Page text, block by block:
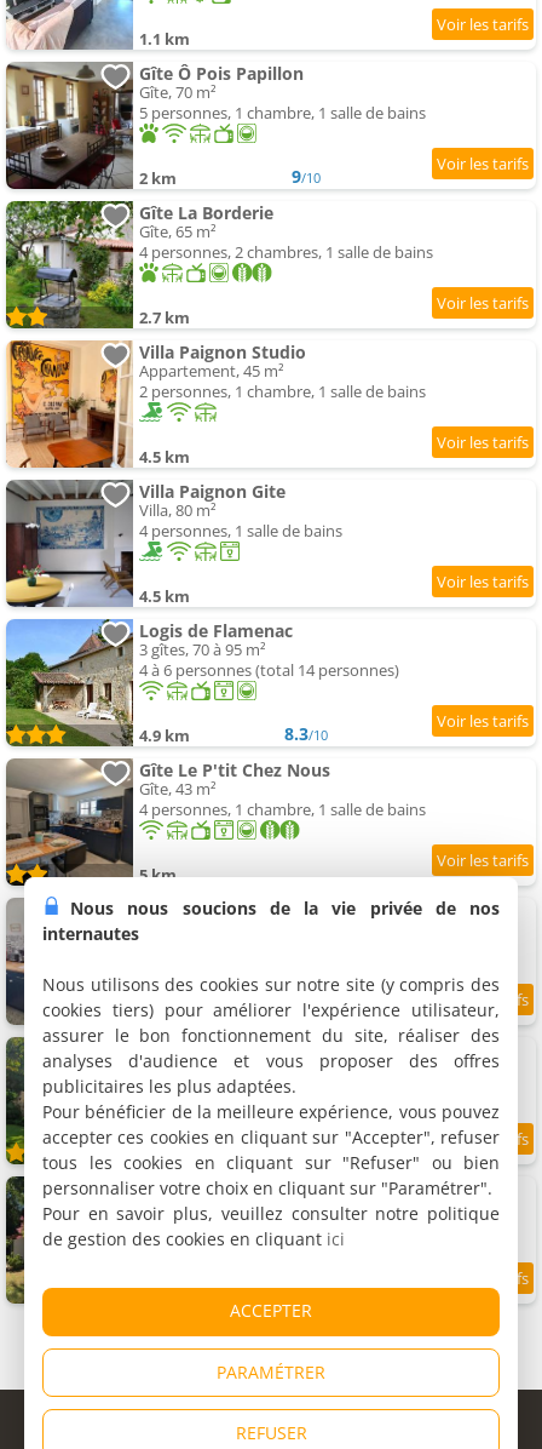
1.1 km
Gîte Ô Pois Papillon
Gîte, 70 m²
5 personnes, 1 chambre, 1 salle de bains
2 km 9/10
Gîte La Borderie
Gîte, 65 m²
4 personnes, 2 chambres, 1 salle de bains
2.7 km
Villa Paignon Studio
Appartement, 45 m²
2 personnes, 1 chambre, 1 salle de bains
4.5 km
Villa Paignon Gite
Villa, 80 m²
4 personnes, 1 salle de bains
4.5 km
Logis de Flamenac
3 gîtes, 70 à 95 m²
4 à 6 personnes (total 14 personnes)
4.9 km 8.3/10
Gîte Le P'tit Chez Nous
Gîte, 43 m²
4 personnes, 1 chambre, 1 salle de bains
5 km
Gîte Le P'tit Chez Nous
5.1 km 9.5/10
Appartement L'écrin de la Rose
Appartement, 80 m²
2 personnes, 1 chambre, 1 salle de bains
5.3 km
Appartement Les Bruyeres Gite
Appartement
4 personnes, 2 chambres, 1 salle de bains
6 km 9/10
© Copyright 1998 - 2026
Nous nous soucions de la vie privée de nos
internautes
Nous utilisons des cookies sur notre site (y compris des
cookies tiers) pour améliorer l'expérience utilisateur,
assurer le bon fonctionnement du site, réaliser des
analyses d'audience et vous proposer des offres
publicitaires les plus adaptées.
Pour bénéficier de la meilleure expérience, vous pouvez
accepter ces cookies en cliquant sur "Accepter", refuser
tous les cookies en cliquant sur "Refuser" ou bien
personnaliser votre choix en cliquant sur "Paramétrer".
Pour en savoir plus, veuillez consulter notre politique
de gestion des cookies en cliquant ici
ACCEPTER
PARAMÉTRER
REFUSER